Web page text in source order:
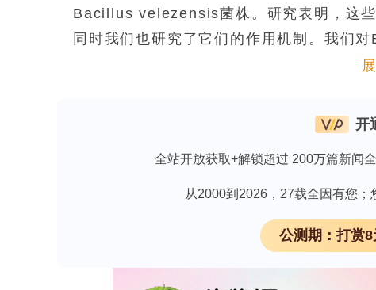
Bacillus velezensis菌株。研究表明，这
同时我们也研究了它们的作用机制。我们对
EM39菌株的全基因组进行了测序和注释
150/1菌株感染的蘑菇进行生长
期间对微生物群数量的分析表明，微生物
株后，培养料中的革兰氏阴性和革兰氏阳
工具，用于研究当人工添加这些菌株后，
些菌株的种群数量在添加后会显著下降，
效果的原因。
开
全站开放获取+解锁超过 200万篇新闻
从2000到2026，27载全因有您；
公测期：打赏8